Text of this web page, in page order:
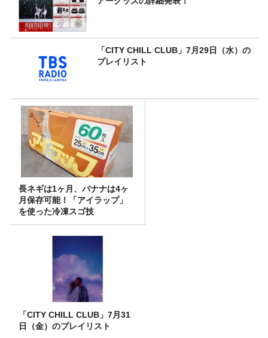
「CITY CHILL CLUB」7月29日（水）の
プレイリスト
長ネギは1ヶ月、バナナは4ヶ
月保存可能！「アイラップ」
を使った冷凍スゴ技
「CITY CHILL CLUB」7月31
日（金）のプレイリスト